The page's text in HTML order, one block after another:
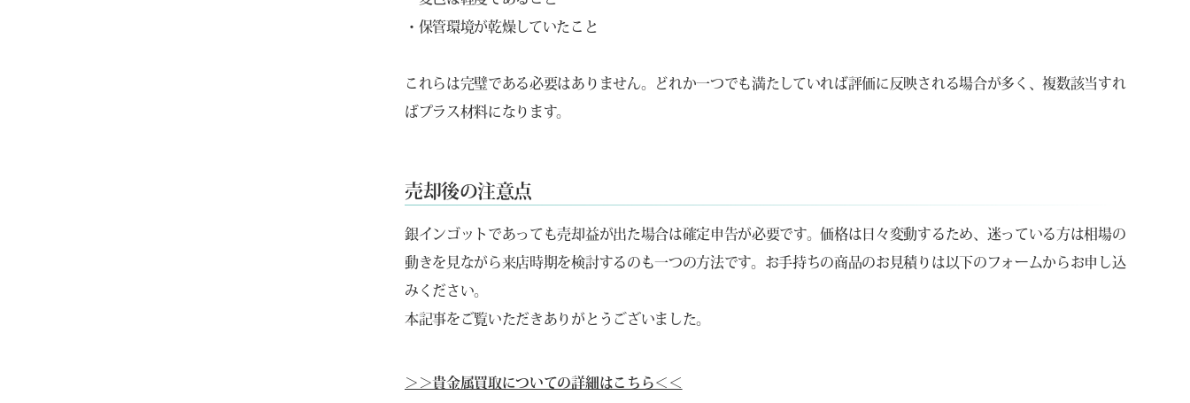
・保管環境が乾燥していたこと
これらは完璧である必要はありません。どれか一つでも満たしていれば評価に反映される場合が多く、複数該当すれ
ばプラス材料になります。
売却後の注意点
銀インゴットであっても売却益が出た場合は確定申告が必要です。価格は日々変動するため、迷っている方は相場の
動きを見ながら来店時期を検討するのも一つの方法です。お手持ちの商品のお見積りは以下のフォームからお申し込
みください。
本記事をご覧いただきありがとうございました。
＞＞貴金属買取についての詳細はこちら＜＜